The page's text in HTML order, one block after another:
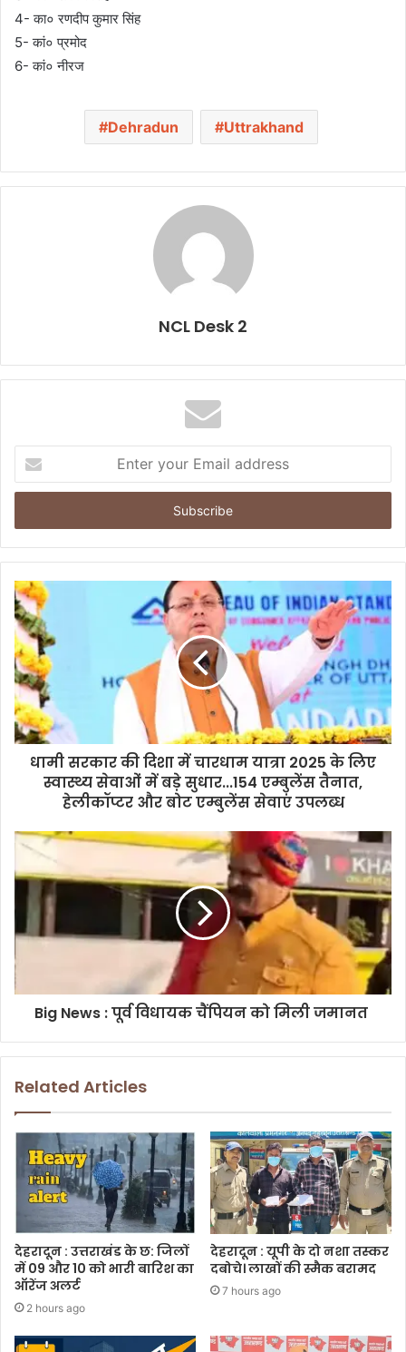
4- का० रणदीप कुमार सिंह
5- कां० प्रमोद
6- कां० नीरज
Dehradun Uttrakhand
NCL Desk 2
t
r
y
u
r
E
m
a
i
l
a
d
s
धामी सरकार की दिशा में चारधाम यात्रा 2025 के लिए
स्वास्थ्य सेवाओं में बड़े सुधार...154 एम्बुलेंस तैनात,
हेलीकॉप्टर और बोट एम्बुलेंस सेवाएं उपलब्ध
Big News : पूर्व विधायक चैंपियन को मिली जमानत
Related Articles
देहरादून : उत्तराखंड के छ: जिलों
में 09 और 10 को भारी बारिश का
ऑरेंज अलर्ट
2 hours ago
देहरादून : यूपी के दो नशा तस्कर
दबोचे। लाखों की स्मैक बरामद
7 hours ago